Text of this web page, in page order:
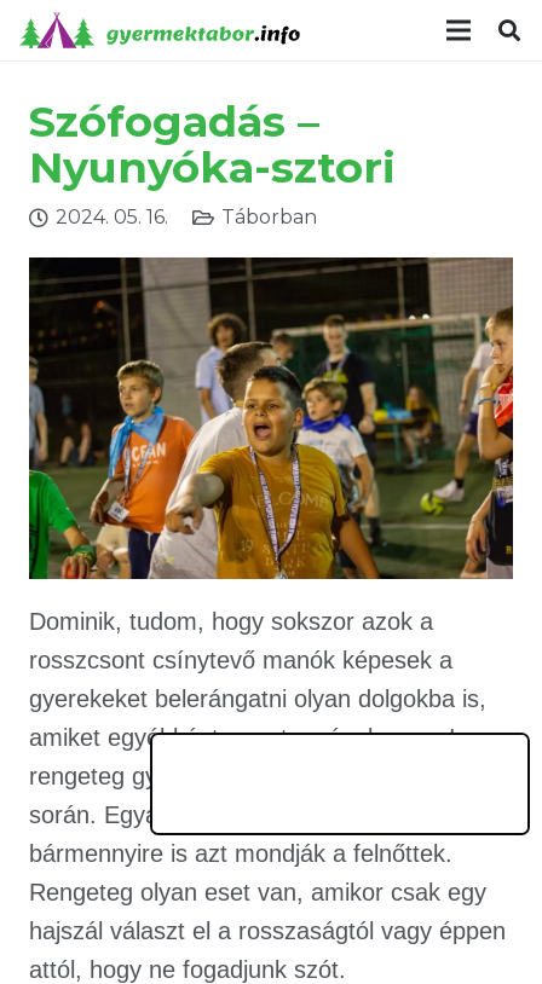
Szófogadás –
Nyunyóka-sztori
2024. 05. 16. Táborban
Dominik, tudom, hogy sokszor azok a
rosszcsont csínytevő manók képesek a
gyerekeket belerángatni olyan dolgokba is,
amiket egyébként nem tennének meg. Igen,
rengeteg gyerekkel találkoztam már életem
során. Egyáltalán nem egyszerű jónak lenni,
bármennyire is azt mondják a felnőttek.
Rengeteg olyan eset van, amikor csak egy
hajszál választ el a rosszaságtól vagy éppen
attól, hogy ne fogadjunk szót.